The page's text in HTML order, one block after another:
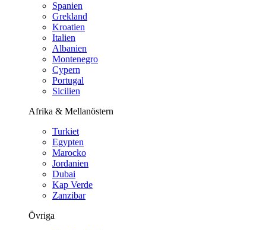
Spanien
Grekland
Kroatien
Italien
Albanien
Montenegro
Cypern
Portugal
Sicilien
Afrika & Mellanöstern
Turkiet
Egypten
Marocko
Jordanien
Dubai
Kap Verde
Zanzibar
Övriga